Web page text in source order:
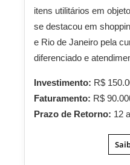
itens utilitários em
se destacou em
e Rio de Janeiro pela
diferenciado e
Investimento: R$
Faturamento: R$
Prazo de Retorno: 12